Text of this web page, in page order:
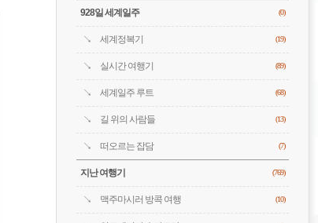
928일 세계일주 (0)
세계정복기 (19)
실시간 여행기 (89)
세계일주 루트 (68)
길 위의 사람들 (13)
떠오르는 잡담 (7)
지난 여행기 (769)
맥주마시러 방콕 여행 (10)